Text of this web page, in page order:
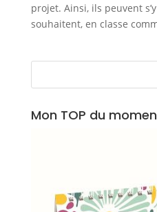
projet. Ainsi, ils peuvent
souhaitent, en classe
Mon TOP du